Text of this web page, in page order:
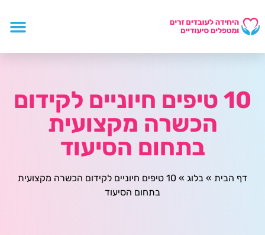
10 טיפים חיוניים לקידום
הכשרה מקצועית
בתחום הסיעוד
דף הבית » בלוג »
10 טיפים חיוניים לקידום הכשרה מקצועית
בתחום הסיעוד